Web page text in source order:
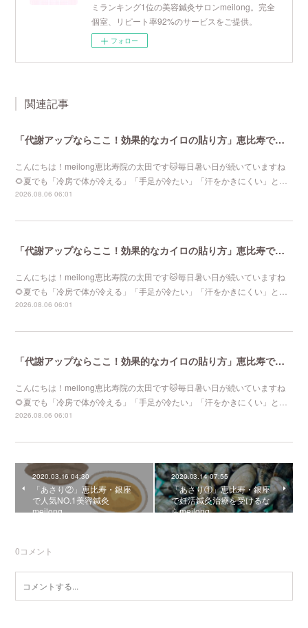
ミランキング1位の美容鍼灸サロンmeilong。完全
個室、リピート率92%のサービスをご提供。
フォロー
関連記事
「代謝アップならここ！効果的なカイロの貼り方」恵比寿で口コミNo 1美容鍼灸ならmeilong
こんにちは！meilong恵比寿院の太田です🐱毎日暑い日が続いていますね
🌻夏でも「冷房で体が冷える」「手足が冷たい」「汗をかきにくい」と…
2026.08.06 06:01
「代謝アップならここ！効果的なカイロの貼り方」恵比寿で口コミNo 1美容鍼灸ならmeilong
こんにちは！meilong恵比寿院の太田です🐱毎日暑い日が続いていますね
🌻夏でも「冷房で体が冷える」「手足が冷たい」「汗をかきにくい」と…
2026.08.06 06:01
「代謝アップならここ！効果的なカイロの貼り方」恵比寿で口コミNo 1美容鍼灸ならmeilong
こんにちは！meilong恵比寿院の太田です🐱毎日暑い日が続いていますね
🌻夏でも「冷房で体が冷える」「手足が冷たい」「汗をかきにくい」と…
2026.08.06 06:01
2020.03.16 04:30
「あさり②」恵比寿・銀座
で人気NO.1美容鍼灸
meilong
2020.03.14 07:55
「あさり①」恵比寿・銀座
で妊活鍼灸治療を受けるな
らmeilong
0コメント